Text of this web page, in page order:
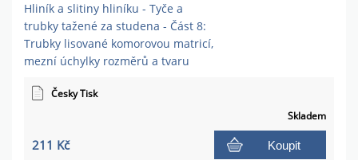
Hliník a slitiny hliníku - Tyče a
trubky tažené za studena - Část 8:
Trubky lisované komorovou matricí,
mezní úchylky rozměrů a tvaru
Česky Tisk
Skladem
211 Kč Koupit